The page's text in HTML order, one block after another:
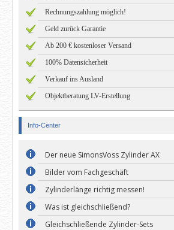
Rechnungszahlung möglich!
Geld zurück Garantie
Ab 200 € kostenloser Versand
100% Datensicherheit
Verkauf ins Ausland
Objektberatung LV-Erstellung
Info-Center
Der neue SimonsVoss Zylinder AX
Bilder vom Fachgeschäft
Zylinderlänge richtig messen!
Was ist gleichschließend?
Gleichschließende Zylinder-Sets